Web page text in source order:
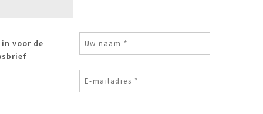
voor de